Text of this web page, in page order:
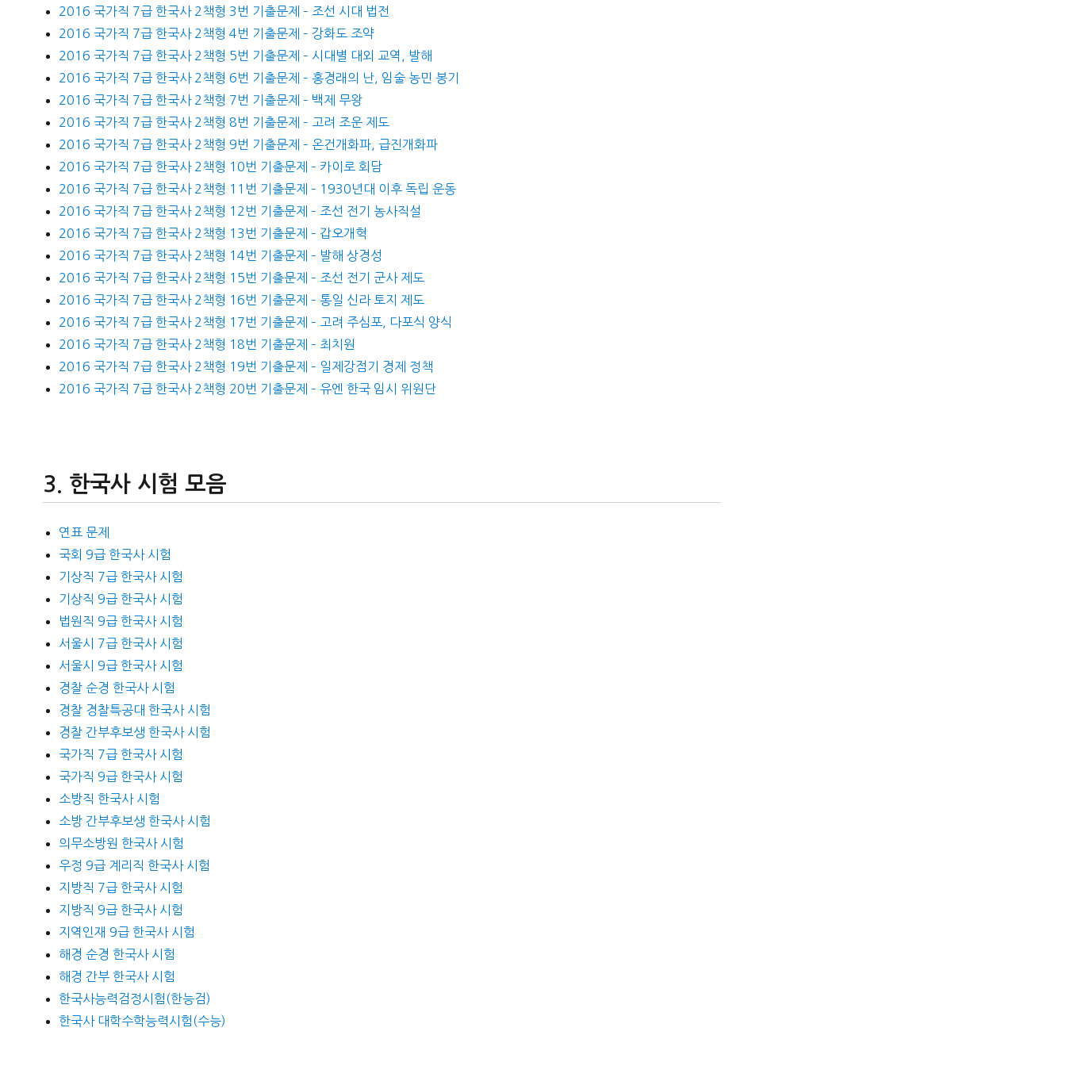
2016 국가직 7급 한국사 2책형 3번 기출문제 – 조선 시대 법전
2016 국가직 7급 한국사 2책형 4번 기출문제 – 강화도 조약
2016 국가직 7급 한국사 2책형 5번 기출문제 – 시대별 대외 교역, 발해
2016 국가직 7급 한국사 2책형 6번 기출문제 – 홍경래의 난, 임술 농민 봉기
2016 국가직 7급 한국사 2책형 7번 기출문제 – 백제 무왕
2016 국가직 7급 한국사 2책형 8번 기출문제 – 고려 조운 제도
2016 국가직 7급 한국사 2책형 9번 기출문제 – 온건개화파, 급진개화파
2016 국가직 7급 한국사 2책형 10번 기출문제 – 카이로 회담
2016 국가직 7급 한국사 2책형 11번 기출문제 – 1930년대 이후 독립 운동
2016 국가직 7급 한국사 2책형 12번 기출문제 – 조선 전기 농사직설
2016 국가직 7급 한국사 2책형 13번 기출문제 – 갑오개혁
2016 국가직 7급 한국사 2책형 14번 기출문제 – 발해 상경성
2016 국가직 7급 한국사 2책형 15번 기출문제 – 조선 전기 군사 제도
2016 국가직 7급 한국사 2책형 16번 기출문제 – 통일 신라 토지 제도
2016 국가직 7급 한국사 2책형 17번 기출문제 – 고려 주심포, 다포식 양식
2016 국가직 7급 한국사 2책형 18번 기출문제 – 최치원
2016 국가직 7급 한국사 2책형 19번 기출문제 – 일제강점기 경제 정책
2016 국가직 7급 한국사 2책형 20번 기출문제 – 유엔 한국 임시 위원단
한국사 시험 모음
연표 문제
국회 9급 한국사 시험
기상직 7급 한국사 시험
기상직 9급 한국사 시험
법원직 9급 한국사 시험
서울시 7급 한국사 시험
서울시 9급 한국사 시험
경찰 순경 한국사 시험
경찰 경찰특공대 한국사 시험
경찰 간부후보생 한국사 시험
국가직 7급 한국사 시험
국가직 9급 한국사 시험
소방직 한국사 시험
소방 간부후보생 한국사 시험
의무소방원 한국사 시험
우정 9급 계리직 한국사 시험
지방직 7급 한국사 시험
지방직 9급 한국사 시험
지역인재 9급 한국사 시험
해경 순경 한국사 시험
해경 간부 한국사 시험
한국사능력검정시험(한능검)
한국사 대학수학능력시험(수능)